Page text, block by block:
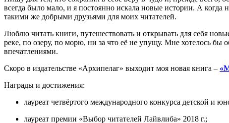
всегда было мало, и я постоянно искала новые истории. А
такими же добрыми друзьями для моих читателей.
Люблю читать книги, путешествовать и открывать для себя
реке, по озеру, по морю, ни за что её не упущу. Мне хотелось бы
впечатлениями.
Скоро в издательстве «Архипелаг» выходит моя новая книга –
Награды и достижения:
лауреат четвёртого международного конкурса детской и
лауреат премии «Выбор читателей Лайвлиба» 2018 г.;